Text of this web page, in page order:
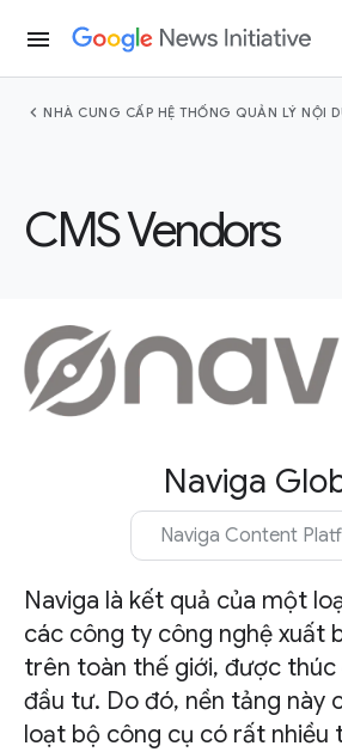
menu
chevron_left NHÀ CUNG CẤP HỆ THỐNG QUẢN LÝ NỘI
CMS Vendors
Naviga
Naviga Content
Naviga là kết quả của một
các công ty công nghệ xuất
trên toàn thế giới, được thúc
đầu tư. Do đó, nền tảng này
loạt bộ công cụ có rất nhiều